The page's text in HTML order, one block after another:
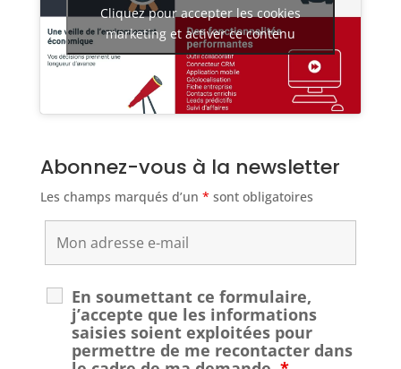
Cliquez pour accepter les cookies
marketing et activer ce contenu
Abonnez-vous à la newsletter
Les champs marqués d’un * sont obligatoires
En soumettant ce formulaire,
j’accepte que les informations
saisies soient exploitées pour
permettre de me recontacter dans